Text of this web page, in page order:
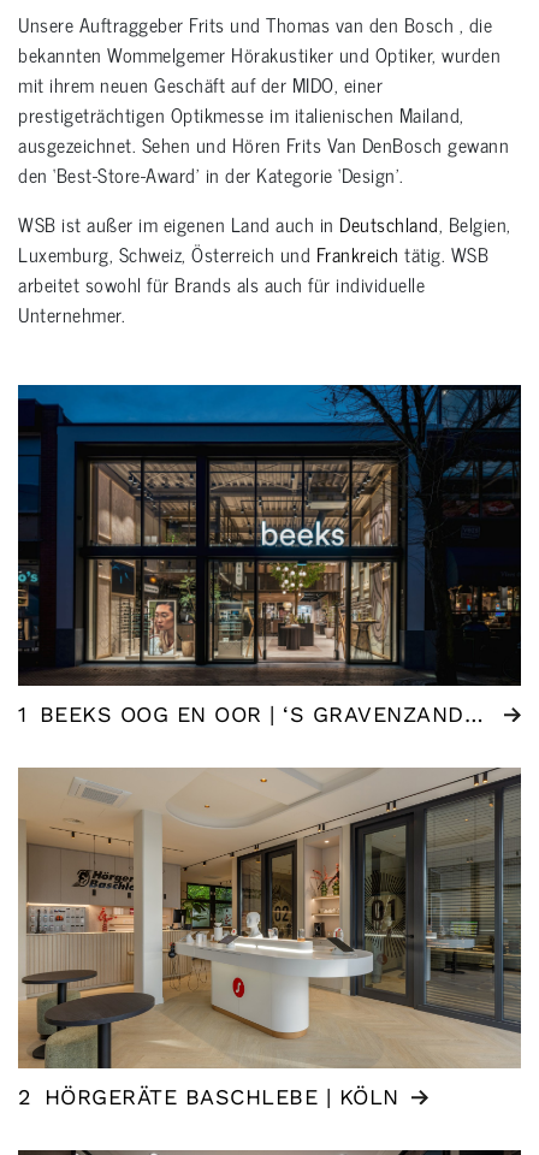
Unsere Auftraggeber Frits und Thomas van den Bosch , die
bekannten Wommelgemer Hörakustiker und Optiker, wurden
mit ihrem neuen Geschäft auf der MIDO, einer
prestigeträchtigen Optikmesse im italienischen Mailand,
ausgezeichnet. Sehen und Hören Frits Van DenBosch gewann
den ‘Best-Store-Award’ in der Kategorie ‘Design’.
WSB ist außer im eigenen Land auch in Deutschland, Belgien,
Luxemburg, Schweiz, Österreich und Frankreich tätig. WSB
arbeitet sowohl für Brands als auch für individuelle
Unternehmer.
1 BEEKS OOG EN OOR | ‘S GRAVENZANDE (NL)
2 HÖRGERÄTE BASCHLEBE | KÖLN